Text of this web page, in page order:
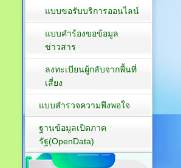
แบบขอรับบริการออนไลน์
แบบคำร้องขอข้อมูล
ข่าวสาร
ลงทะเบียนผู้กลับจากพื้นที่
เสี่ยง
แบบสำรวจความพึงพอใจ
ฐานข้อมูลเปิดภาค
รัฐ(OpenData)